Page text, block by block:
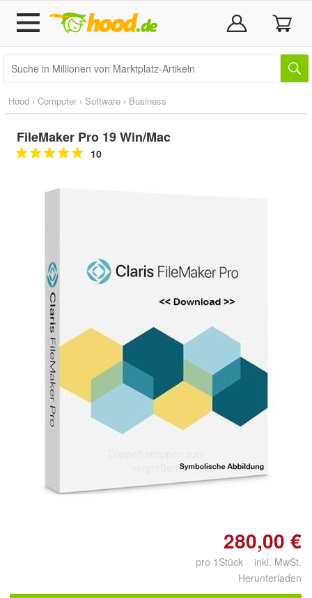
Hood › Computer › Software › Business
FileMaker Pro 19 Win/Mac
10
vergrößern
280,00 €
pro 1Stück inkl. MwSt.
Herunterladen